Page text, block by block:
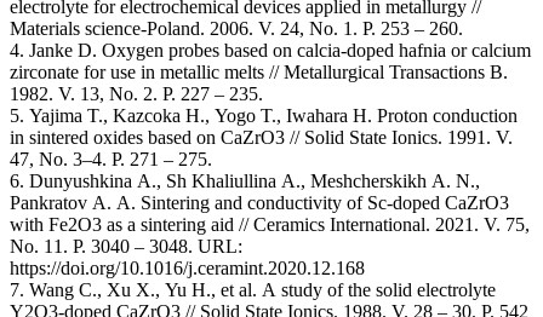
electrolyte for electrochemical devices applied in metallurgy //
Materials science-Poland. 2006. V. 24, No. 1. P. 253 – 260.
4. Janke D. Oxygen probes based on calcia-doped hafnia or calcium
zirconate for use in metallic melts // Metallurgical Transactions B.
1982. V. 13, No. 2. P. 227 – 235.
5. Yajima T., Kazcoka H., Yogo T., Iwahara H. Proton conduction
in sintered oxides based on CaZrO3 // Solid State Ionics. 1991. V.
47, No. 3–4. P. 271 – 275.
6. Dunyushkina A., Sh Khaliullina A., Meshcherskikh A. N.,
Pankratov A. A. Sintering and conductivity of Sc-doped CaZrO3
with Fe2O3 as a sintering aid // Ceramics International. 2021. V. 75,
No. 11. P. 3040 – 3048. URL:
https://doi.org/10.1016/j.ceramint.2020.12.168
7. Wang C., Xu X., Yu H., et al. A study of the solid electrolyte
Y2O3-doped CaZrO3 // Solid State Ionics. 1988. V. 28 – 30. P. 542